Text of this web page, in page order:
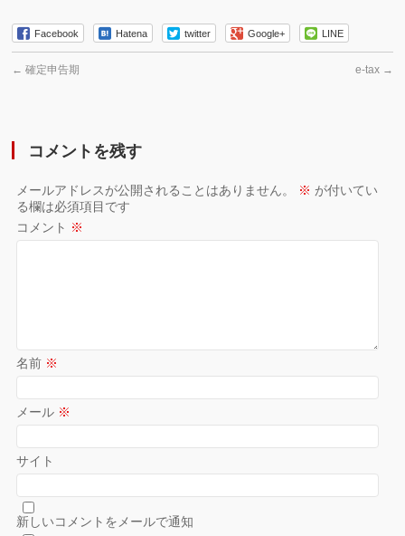
Facebook Hatena twitter Google+ LINE
← 確定申告期 e-tax →
コメントを残す
メールアドレスが公開されることはありません。 ※ が付いてい
る欄は必須項目です
コメント ※
名前 ※
メール ※
サイト
新しいコメントをメールで通知